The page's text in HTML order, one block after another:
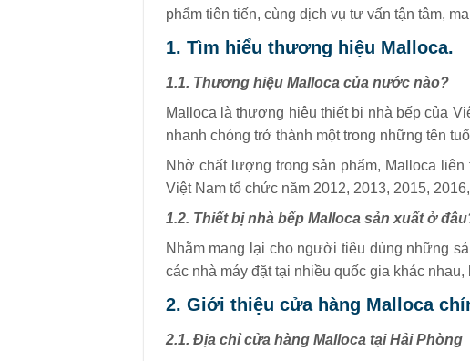
phẩm tiên tiến, cùng dịch vụ tư vấn tận tâm,
1. Tìm hiểu thương hiệu Malloca.
1.1. Thương hiệu Malloca của nước nào?
Malloca là thương hiệu thiết bị nhà bếp của
nhanh chóng trở thành một trong những tên
Nhờ chất lượng trong sản phẩm, Malloca
Việt Nam tổ chức năm 2012, 2013, 2015,
1.2. Thiết bị nhà bếp Malloca sản xuất ở
Nhằm mang lại cho người tiêu dùng những
các nhà máy đặt tại nhiều quốc gia khác
2. Giới thiệu cửa hàng Malloca
2.1. Địa chỉ cửa hàng Malloca tại Hải Phòng